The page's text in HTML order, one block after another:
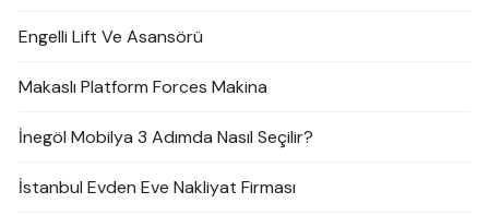
Engelli Lift Ve Asansörü
Makaslı Platform Forces Makina
İnegöl Mobilya 3 Adımda Nasıl Seçilir?
İstanbul Evden Eve Nakliyat Firması